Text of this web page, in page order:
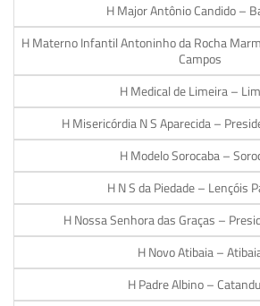
H Major Antônio Candido –
H Materno Infantil Antoninho da Rocha
Campos
H Medical de Limeira –
H Misericórdia N S Aparecida –
H Modelo Sorocaba –
H N S da Piedade – Lençóis
H Nossa Senhora das Graças –
H Novo Atibaia –
H Padre Albino –